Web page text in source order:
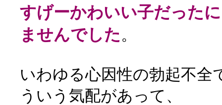
すげーかわいい子だった
ませんでした 。
いわゆる心因性の勃起不全
ういう気配があって、